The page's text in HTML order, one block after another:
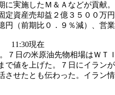
に実施したＭ＆Ａなどが貢
定資産売却益２億３５００
（前期比０．９％減）、営
11:30現在
７日の米原油先物相場はＷＴ
で値を上げた。７日にイラ
せたとも伝わった。イラン